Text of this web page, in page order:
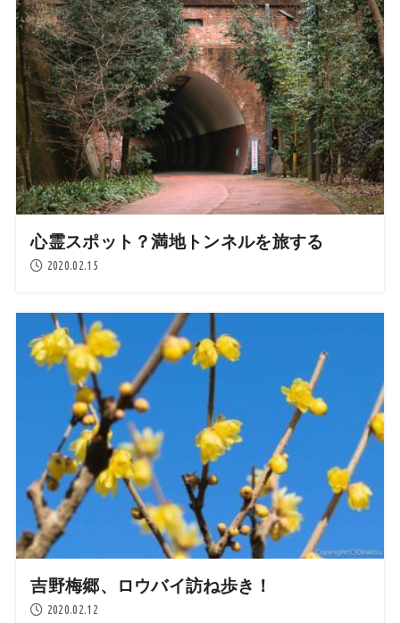
心霊スポット？満地トンネルを旅する
2020.02.15
吉野梅郷、ロウバイ訪ね歩き！
2020.02.12